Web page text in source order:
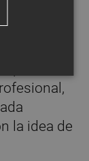
premiada
la idea de